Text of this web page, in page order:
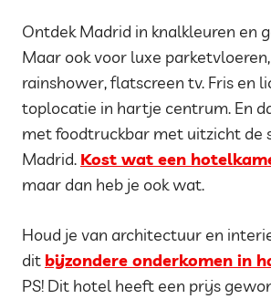
Ontdek Madrid in knalkleuren en
Maar ook voor luxe
rainshower, flatscreen tv. Fris en
toplocatie in hartje centrum. En
met foodtruckbar met uitzicht de
Madrid. Kost wat een
maar dan heb je ook wat.
Houd je van architectuur en
dit bijzondere onderkomen in
PS! Dit hotel heeft een prijs